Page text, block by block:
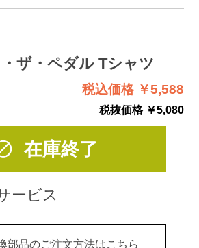
ザ・ペダル Tシャツ
税込価格 ￥5,588
税抜価格 ￥5,080
在庫終了
ービス
部品のご注文方法はこちら